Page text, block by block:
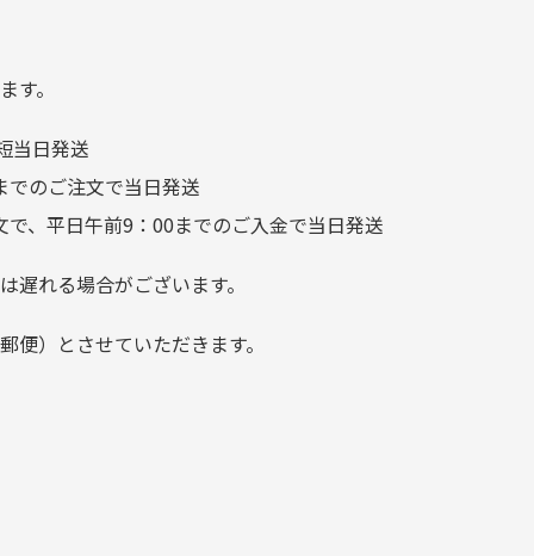
材の劣化やパーツの強度低下が
ア […]
す。
当日発送
でのご注文で当日発送
、平日午前9：00までのご入金で当日発送
れる場合がございます。
便）とさせていただきます。